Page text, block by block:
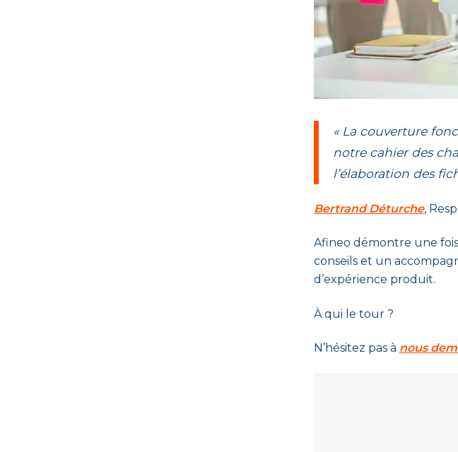
« La couverture
notre cahier des
l’élaboration des
Bertrand Déturche,
Afineo démontre une
conseils et un
d’expérience produit.
À qui le tour ?
N’hésitez pas à nous